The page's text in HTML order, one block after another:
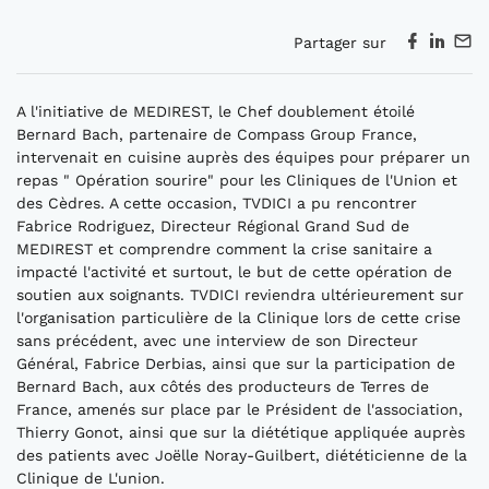
Partager sur
A l'initiative de MEDIREST, le Chef doublement étoilé
Bernard Bach, partenaire de Compass Group France,
intervenait en cuisine auprès des équipes pour préparer un
repas " Opération sourire" pour les Cliniques de l'Union et
des Cèdres. A cette occasion, TVDICI a pu rencontrer
Fabrice Rodriguez, Directeur Régional Grand Sud de
MEDIREST et comprendre comment la crise sanitaire a
impacté l'activité et surtout, le but de cette opération de
soutien aux soignants. TVDICI reviendra ultérieurement sur
l'organisation particulière de la Clinique lors de cette crise
sans précédent, avec une interview de son Directeur
Général, Fabrice Derbias, ainsi que sur la participation de
Bernard Bach, aux côtés des producteurs de Terres de
France, amenés sur place par le Président de l'association,
Thierry Gonot, ainsi que sur la diététique appliquée auprès
des patients avec Joëlle Noray-Guilbert, diététicienne de la
Clinique de L'union.